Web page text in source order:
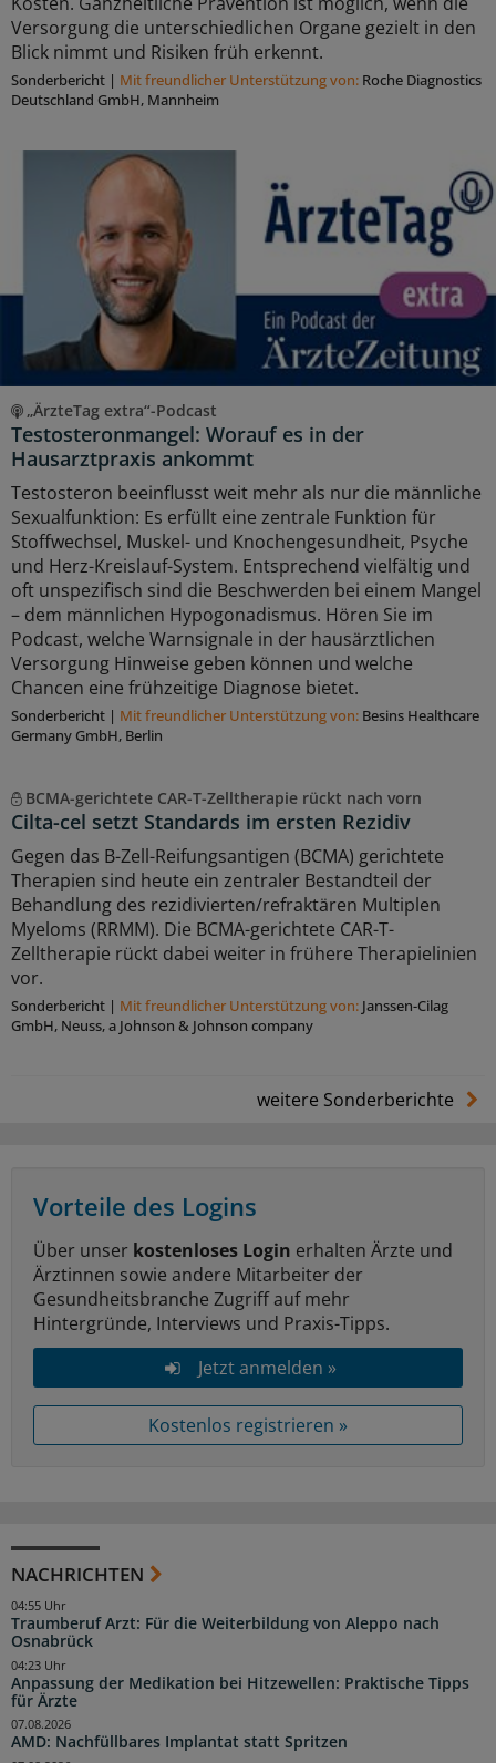
Versorgung die unterschiedlichen Organe gezielt in den
Blick nimmt und Risiken früh erkennt.
Sonderbericht | Mit freundlicher Unterstützung von: Roche Diagnostics
Deutschland GmbH, Mannheim
„ÄrzteTag extra“-Podcast
Testosteronmangel: Worauf es in der
Hausarztpraxis ankommt
Testosteron beeinflusst weit mehr als nur die männliche
Sexualfunktion: Es erfüllt eine zentrale Funktion für
Stoffwechsel, Muskel- und Knochengesundheit, Psyche
und Herz-Kreislauf-System. Entsprechend vielfältig und
oft unspezifisch sind die Beschwerden bei einem Mangel
– dem männlichen Hypogonadismus. Hören Sie im
Podcast, welche Warnsignale in der hausärztlichen
Versorgung Hinweise geben können und welche
Chancen eine frühzeitige Diagnose bietet.
Sonderbericht | Mit freundlicher Unterstützung von: Besins Healthcare
Germany GmbH, Berlin
BCMA-gerichtete CAR-T-Zelltherapie rückt nach vorn
Cilta-cel setzt Standards im ersten Rezidiv
Gegen das B-Zell-Reifungsantigen (BCMA) gerichtete
Therapien sind heute ein zentraler Bestandteil der
Behandlung des rezidivierten/refraktären Multiplen
Myeloms (RRMM). Die BCMA-gerichtete CAR-T-
Zelltherapie rückt dabei weiter in frühere Therapielinien
vor.
Sonderbericht | Mit freundlicher Unterstützung von: Janssen-Cilag
GmbH, Neuss, a Johnson & Johnson company
weitere Sonderberichte
Vorteile des Logins
Über unser kostenloses Login erhalten Ärzte und
Ärztinnen sowie andere Mitarbeiter der
Gesundheitsbranche Zugriff auf mehr
Hintergründe, Interviews und Praxis-Tipps.
Jetzt anmelden »
Kostenlos registrieren »
NACHRICHTEN
Traumberuf Arzt: Für die Weiterbildung von Aleppo nach
Osnabrück
04:55 Uhr
Anpassung der Medikation bei Hitzewellen: Praktische Tipps
für Ärzte
04:23 Uhr
AMD: Nachfüllbares Implantat statt Spritzen
07.08.2026